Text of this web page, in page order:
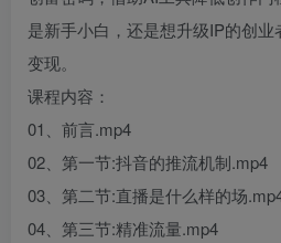
是新手小白，还是想升级IP的创
变现。
课程内容：
01、前言.mp4
02、第一节:抖音的推流机制.mp4
03、第二节:直播是什么样的场
04、第三节:精准流量.mp4